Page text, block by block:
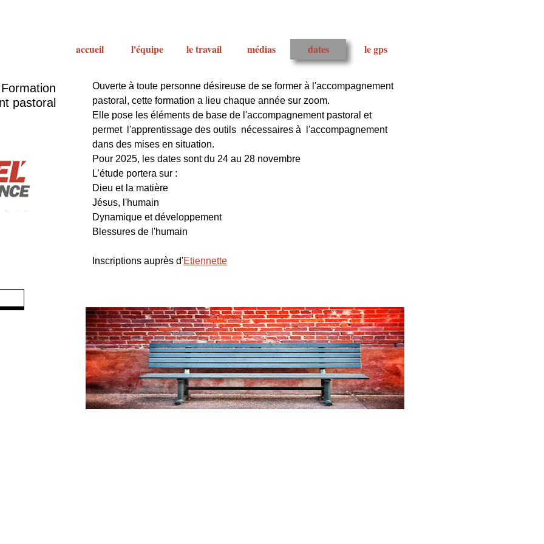
accueil l'équipe le travail médias dates le gps
Formation
pastoral
Ouverte à toute personne désireuse de se former à l'accompagnement
pastoral, cette formation a lieu chaque année sur zoom.
Elle pose les éléments de base de l'accompagnement pastoral et
permet l'apprentissage des outils nécessaires à l'accompagnement
dans des mises en situation.
Pour 2025, les dates sont du 24 au 28 novembre
L’étude portera sur :
Dieu et la matière
Jésus, l'humain
Dynamique et développement
Blessures de l'humain
Inscriptions auprès d'Etiennette